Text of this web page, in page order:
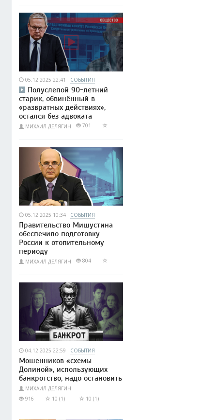
05.12.2025 22:41 СОБЫТИЯ
Полуслепой 90-летний
старик, обвинённый в
«развратных действиях»,
остался без адвоката
МИХАИЛ ДЕЛЯГИН 701
05.12.2025 10:34 СОБЫТИЯ
Правительство Мишустина
обеспечило подготовку
России к отопительному
периоду
МИХАИЛ ДЕЛЯГИН 804
04.12.2025 22:59 СОБЫТИЯ
Мошенников «схемы
Долиной», использующих
банкротство, надо остановить
МИХАИЛ ДЕЛЯГИН
916
10 (1) 10 (1)